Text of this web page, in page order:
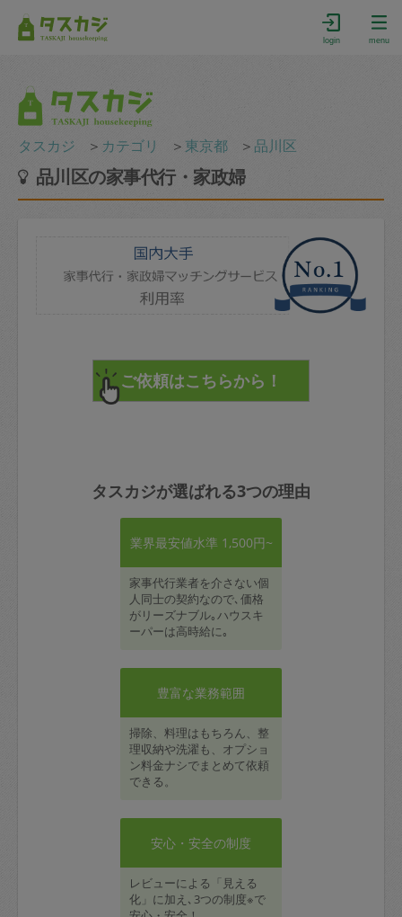
login menu
タスカジ ＞ カテゴリ ＞ 東京都 ＞ 品川区
品川区の家事代行・家政婦
タスカジが選ばれる3つの理由
業界最安値水準 1,500円~
家事代行業者を介さない個
人同士の契約なので､価格
がリーズナブル｡ハウスキ
ーパーは高時給に｡
豊富な業務範囲
掃除、料理はもちろん、整
理収納や洗濯も、オプショ
ン料金ナシでまとめて依頼
できる。
安心・安全の制度
レビューによる「見える
化」に加え､3つの制度※で